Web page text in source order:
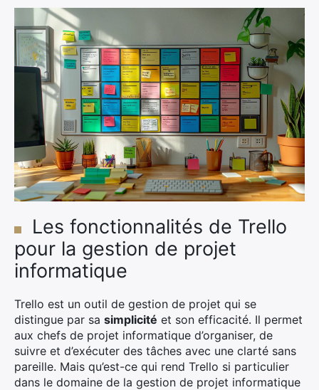
Les fonctionnalités de Trello
pour la gestion de projet
informatique
Trello est un outil de gestion de projet qui se
distingue par sa simplicité et son efficacité. Il permet
aux chefs de projet informatique d’organiser, de
suivre et d’exécuter des tâches avec une clarté sans
pareille. Mais qu’est-ce qui rend Trello si particulier
dans le domaine de la gestion de projet informatique